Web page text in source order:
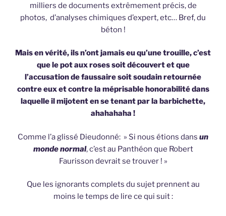
milliers de documents extrêmement précis, de
photos, d’analyses chimiques d’expert, etc… Bref, du
béton !
Mais en vérité, ils n’ont jamais eu qu’une trouille, c’est
que le pot aux roses soit découvert et que
l’accusation de faussaire soit soudain retournée
contre eux et contre la méprisable honorabilité dans
laquelle il mijotent en se tenant par la barbichette,
ahahahaha !
Comme l’a glissé Dieudonné: » Si nous étions dans un
monde normal, c’est au Panthéon que Robert
Faurisson devrait se trouver ! »
Que les ignorants complets du sujet prennent au
moins le temps de lire ce qui suit :